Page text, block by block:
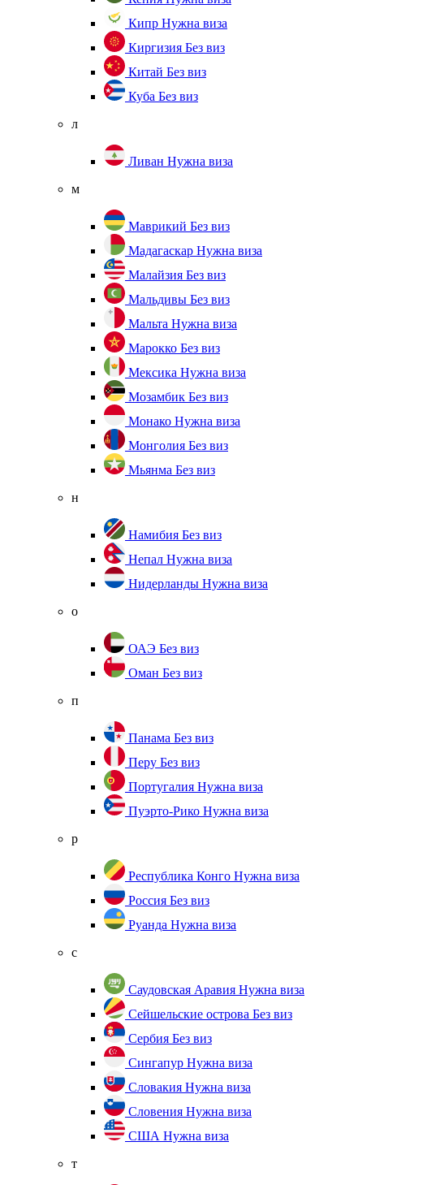
Кипр Нужна виза
Киргизия Без виз
Китай Без виз
Куба Без виз
л
Ливан Нужна виза
м
Маврикий Без виз
Мадагаскар Нужна виза
Малайзия Без виз
Мальдивы Без виз
Мальта Нужна виза
Марокко Без виз
Мексика Нужна виза
Мозамбик Без виз
Монако Нужна виза
Монголия Без виз
Мьянма Без виз
н
Намибия Без виз
Непал Нужна виза
Нидерланды Нужна виза
о
ОАЭ Без виз
Оман Без виз
п
Панама Без виз
Перу Без виз
Португалия Нужна виза
Пуэрто-Рико Нужна виза
р
Республика Конго Нужна виза
Россия Без виз
Руанда Нужна виза
с
Саудовская Аравия Нужна виза
Сейшельские острова Без виз
Сербия Без виз
Сингапур Нужна виза
Словакия Нужна виза
Словения Нужна виза
США Нужна виза
т